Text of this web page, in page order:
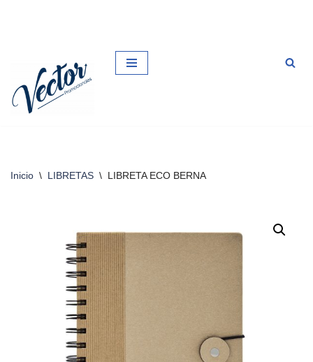
contenido
Inicio \ LIBRETAS \ LIBRETA ECO BERNA